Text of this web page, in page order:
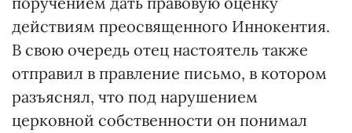
действиям преосвященного Иннокентия.
В свою очередь отец настоятель также
отправил в правление письмо, в котором
разъяснял, что под нарушением
церковной собственности он понимал